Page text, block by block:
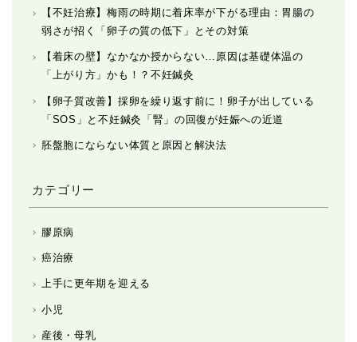
【不妊治療】梅雨の時期に着床率が下がる理由：胃腸の
弱さが招く「卵子の質の低下」とその対策
【着床の壁】なかなか授からない…原因は基礎体温の
「上がり方」かも！？不妊鍼灸
【卵子質改善】採卵を繰り返す前に！卵子が出している
「SOS」と不妊鍼灸「腎」の回復が妊娠への近道
胚盤胞にならない体質と原因と解決法
カテゴリー
膠原病
癌治療
上手に更年期を迎える
小児
産後・母乳